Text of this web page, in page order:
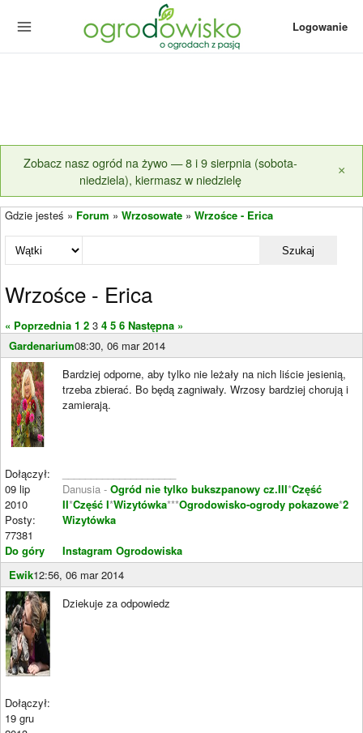
Logowanie
Zobacz nasz ogród na żywo — 8 i 9 sierpnia (sobota-
niedziela), kiermasz w niedzielę
×
Gdzie jesteś » Forum » Wrzosowate » Wrzośce - Erica
Szukaj
Wrzośce - Erica
« Poprzednia 1 2 3 4 5 6 Następna »
Gardenarium08:30, 06 mar 2014
Dołączył:
09 lip
2010
Posty:
77381
Do góry
Bardziej odporne, aby tylko nie leżały na nich liście jesienią,
trzeba zbierać. Bo będą zagniwały. Wrzosy bardziej chorują i
zamierają.
Danusia - Ogród nie tylko bukszpanowy cz.III*Część
II*Część I*Wizytówka***Ogrodowisko-ogrody pokazowe*2
Wizytówka
Instagram Ogrodowiska
Ewik12:56, 06 mar 2014
Dołączył:
19 gru
Dziekuje za odpowiedz